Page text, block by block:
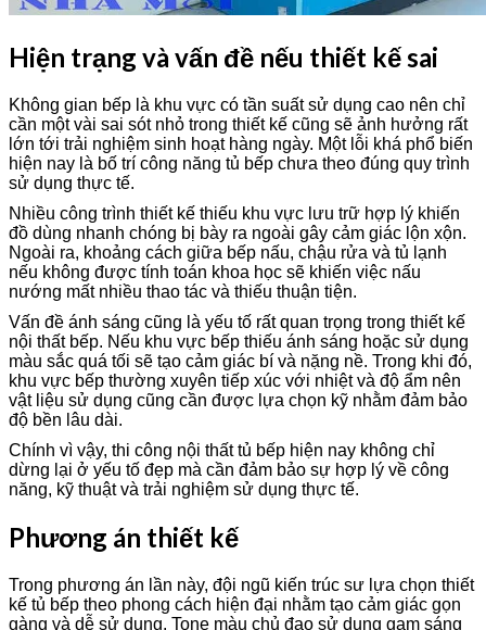
Hiện trạng và vấn đề nếu thiết kế sai
Không gian bếp là khu vực có tần suất sử dụng cao nên chỉ
cần một vài sai sót nhỏ trong thiết kế cũng sẽ ảnh hưởng rất
lớn tới trải nghiệm sinh hoạt hàng ngày. Một lỗi khá phổ biến
hiện nay là bố trí công năng tủ bếp chưa theo đúng quy trình
sử dụng thực tế.
Nhiều công trình thiết kế thiếu khu vực lưu trữ hợp lý khiến
đồ dùng nhanh chóng bị bày ra ngoài gây cảm giác lộn xộn.
Ngoài ra, khoảng cách giữa bếp nấu, chậu rửa và tủ lạnh
nếu không được tính toán khoa học sẽ khiến việc nấu
nướng mất nhiều thao tác và thiếu thuận tiện.
Vấn đề ánh sáng cũng là yếu tố rất quan trọng trong thiết kế
nội thất bếp. Nếu khu vực bếp thiếu ánh sáng hoặc sử dụng
màu sắc quá tối sẽ tạo cảm giác bí và nặng nề. Trong khi đó,
khu vực bếp thường xuyên tiếp xúc với nhiệt và độ ẩm nên
vật liệu sử dụng cũng cần được lựa chọn kỹ nhằm đảm bảo
độ bền lâu dài.
Chính vì vậy, thi công nội thất tủ bếp hiện nay không chỉ
dừng lại ở yếu tố đẹp mà cần đảm bảo sự hợp lý về công
năng, kỹ thuật và trải nghiệm sử dụng thực tế.
Phương án thiết kế
Trong phương án lần này, đội ngũ kiến trúc sư lựa chọn thiết
kế tủ bếp theo phong cách hiện đại nhằm tạo cảm giác gọn
gàng và dễ sử dụng. Tone màu chủ đạo sử dụng gam sáng